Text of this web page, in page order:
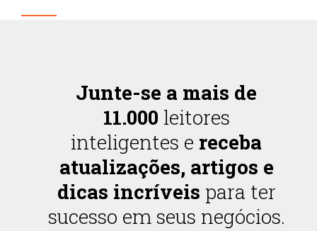
Junte-se a mais de
11.000 leitores
inteligentes e receba
atualizações, artigos e
dicas incríveis para ter
sucesso em seus negócios.